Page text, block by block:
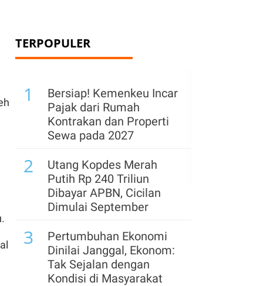
TERPOPULER
1
Bersiap! Kemenkeu Incar
Pajak dari Rumah
Kontrakan dan Properti
Sewa pada 2027
2
Utang Kopdes Merah
Putih Rp 240 Triliun
Dibayar APBN, Cicilan
Dimulai September
3
Pertumbuhan Ekonomi
Dinilai Janggal, Ekonom:
Tak Sejalan dengan
Kondisi di Masyarakat